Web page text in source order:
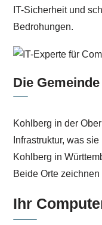
IT-Sicherheit und
Bedrohungen.
Die
Kohlberg in der
Infrastruktur, was
Kohlberg in
Beide Orte
Ihr